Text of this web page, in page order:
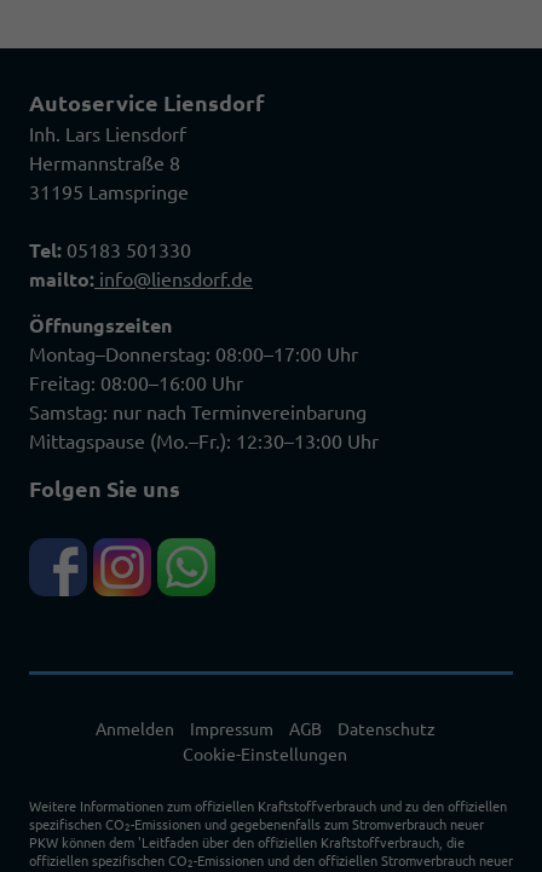
Autoservice Liensdorf
Inh. Lars Liensdorf
Hermannstraße 8
31195 Lamspringe
Tel: 05183 501330
mailto: info@liensdorf.de
Öffnungszeiten
Montag–Donnerstag: 08:00–17:00 Uhr
Freitag: 08:00–16:00 Uhr
Samstag: nur nach Terminvereinbarung
Mittagspause (Mo.–Fr.): 12:30–13:00 Uhr
Folgen Sie uns
Anmelden Impressum AGB
Datenschutz
Cookie-Einstellungen
Weitere Informationen zum offiziellen Kraftstoffverbrauch und zu den offiziellen
spezifischen CO2-Emissionen und gegebenenfalls zum Stromverbrauch neuer
PKW können dem 'Leitfaden über den offiziellen Kraftstoffverbrauch, die
offiziellen spezifischen CO2-Emissionen und den offiziellen Stromverbrauch neuer